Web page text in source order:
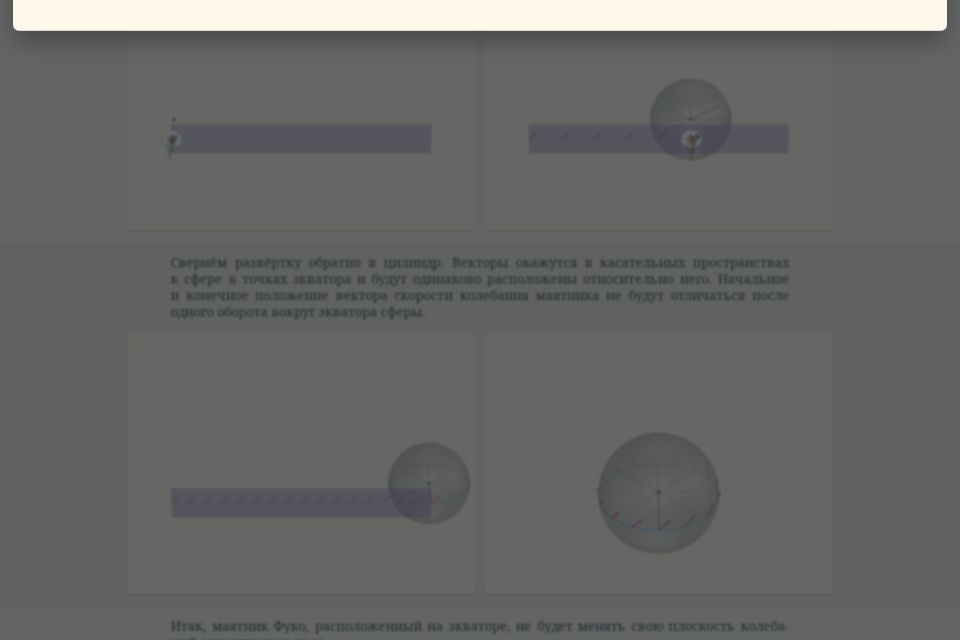
Свер­нём раз­вёртку обратно в цилиндр. Век­торы окажутся в каса­тель­ных про­стран­ствах
к сфере в точ­ках эква­тора и будут оди­на­ково рас­по­ложены отно­си­тельно него. Началь­ное
и конеч­ное положе­ние век­тора ско­ро­сти коле­ба­ния маят­ника не будут отли­чаться после
одного обо­рота вокруг эква­тора сферы.
Итак, маят­ник Фуко, рас­по­ложен­ный на эква­торе, не будет менять свою плос­кость коле­ба­